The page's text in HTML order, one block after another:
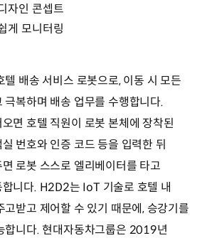
자인 콘셉트
게 모니터링
텔 배송 서비스 로봇으로, 이동 시 모든
극복하며 배송 업무를 수행합니다.
면 호텔 직원이 로봇 본체에 장착된
번호와 인증 코드 등을 입력한 뒤
로봇 스스로 엘리베이터를 타고
니다. H2D2는 IoT 기술로 호텔 내
고받고 제어할 수 있기 때문에, 승강기를
합니다. 현대자동차그룹은 2019년